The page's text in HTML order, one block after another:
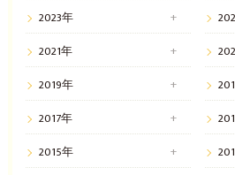
2023年
2021年
2019年
2017年
2015年